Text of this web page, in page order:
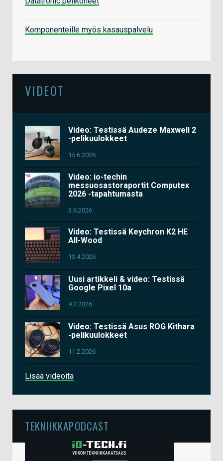
Komponenteille myös kasauspalvelu
VIDEOT
Video: Testissä Audeze Maxwell 2
-pelikuulokkeet
15.6.2026
Video: io-techin
messuosastoraportit Computex
2026 -tapahtumasta
3.6.2026
Video: Testissä Keychron K2 HE
All-Wood
13.4.2026
Uusi artikkeli & video: Testissä
Google Pixel 10a
9.3.2026
Video: Testissä Asus ROG Kithara
-pelikuulokkeet
11.2.2026
Lisää videoita
TEKNIIKKAPODCAST